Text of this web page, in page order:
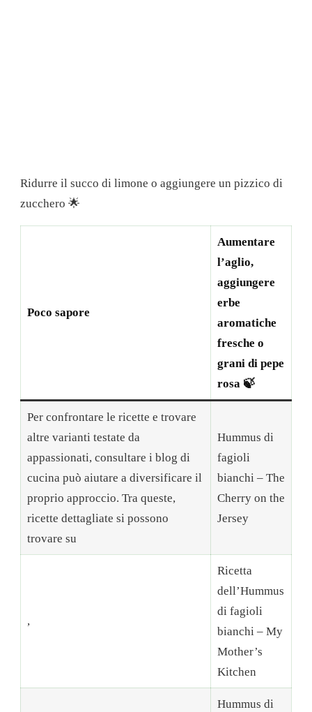
Ridurre il succo di limone o aggiungere un pizzico di
zucchero 🌟
Poco sapore
Aumentare
l’aglio,
aggiungere
erbe
aromatiche
fresche o
grani di pepe
rosa 🍃
Per confrontare le ricette e trovare
altre varianti testate da
appassionati, consultare i blog di
cucina può aiutare a diversificare il
proprio approccio. Tra queste,
ricette dettagliate si possono
trovare su
Hummus di
fagioli
bianchi – The
Cherry on the
Jersey
,
Ricetta
dell’Hummus
di fagioli
bianchi – My
Mother’s
Kitchen
Hummus di